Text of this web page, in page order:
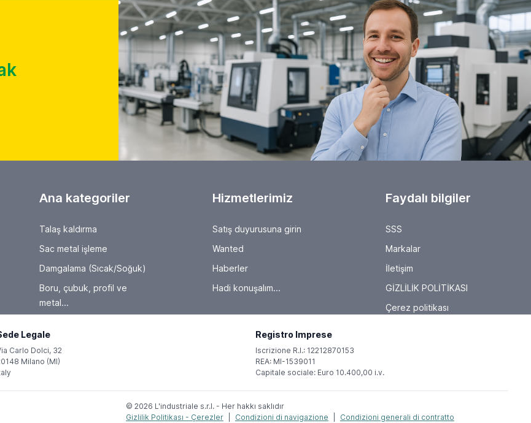
25IND3622
Temas etmek Daha Fazla Gör
Talep Üzerine Fiyat
🇮🇹 Cucchi spa
Temas etmek Daha Fazla Gör
SCHAUDT b 510 nt 1500
Grinding machines Diğer taşlama makineleri
Konum: 🇮🇹 Italy
in tondo da produzione - altezza centri 180 mm - distanza centri 1500 mm - diamantatore
Temas etmek Daha Fazla Gör